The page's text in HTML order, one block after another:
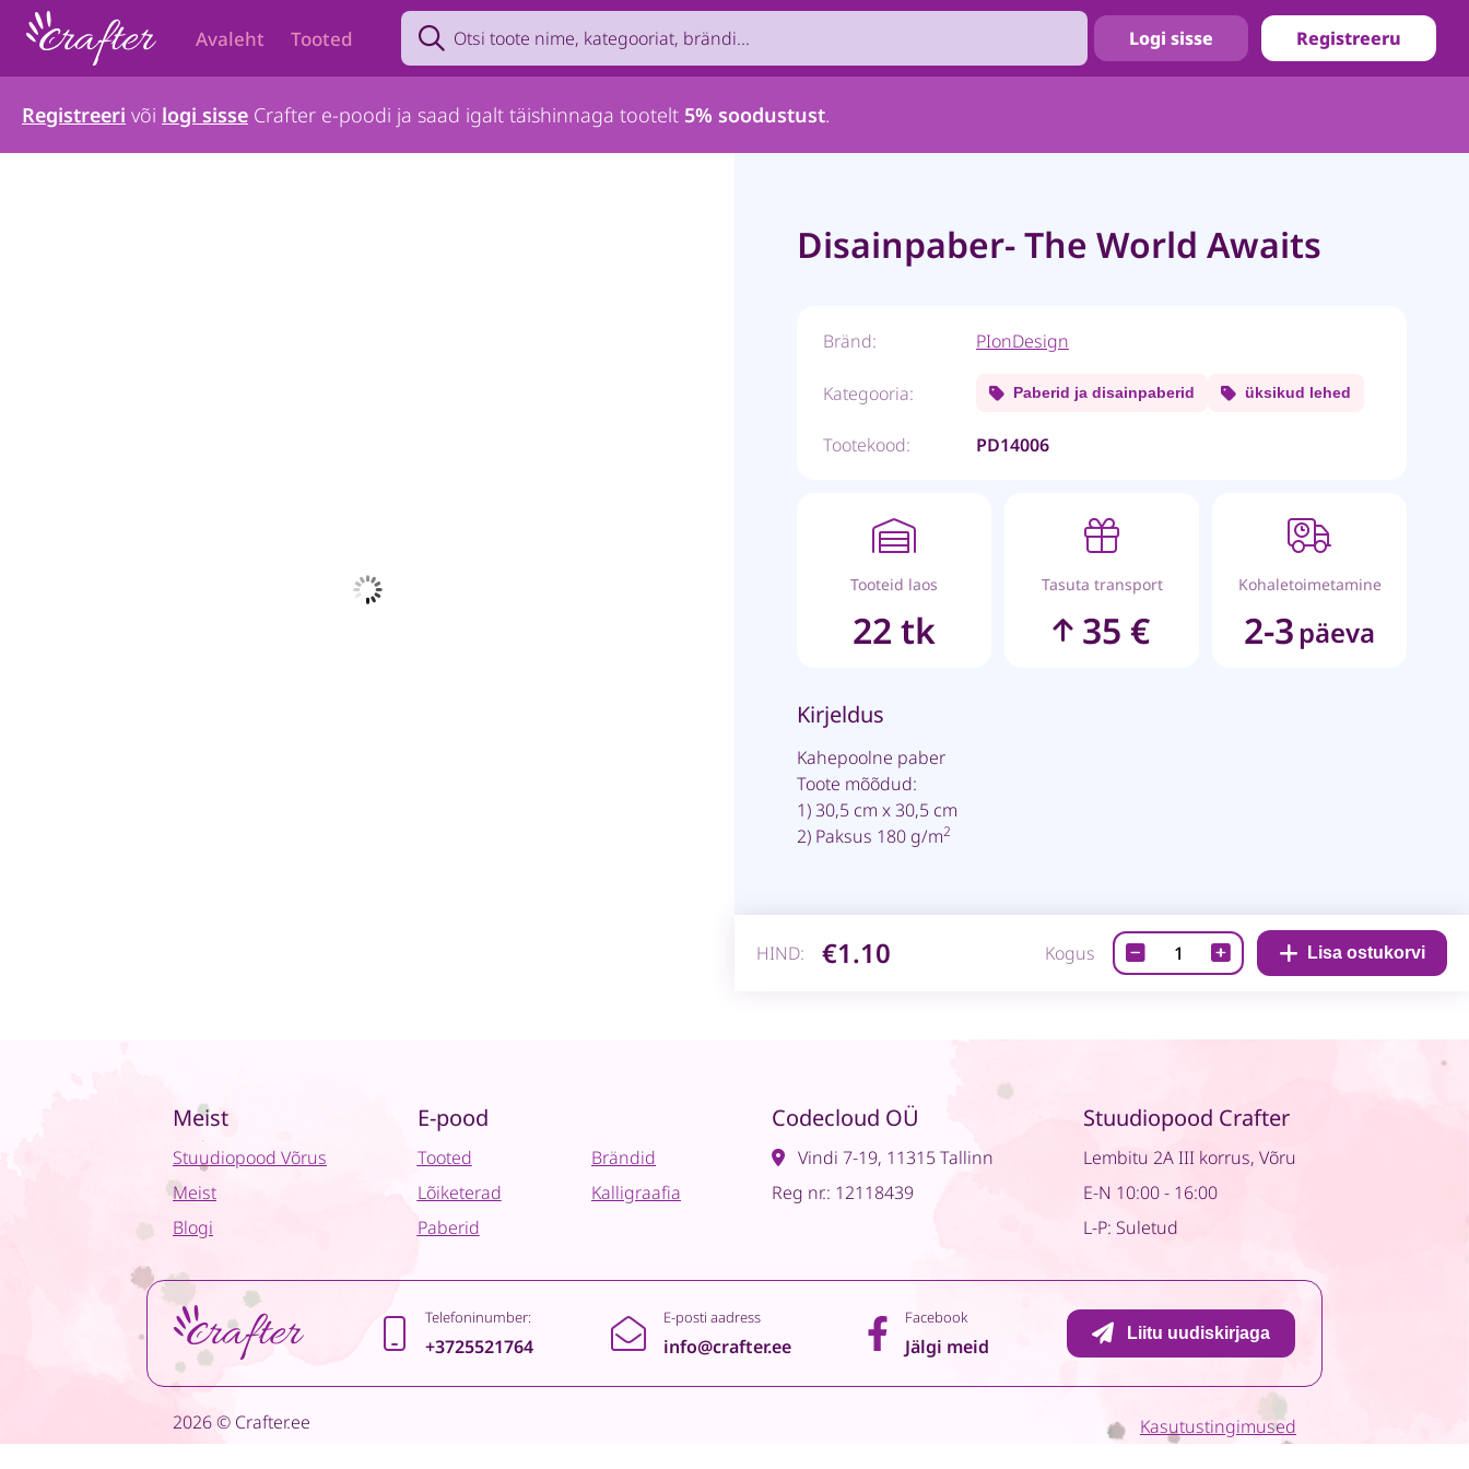
Avaleht Tooted
Search product by name, brand, category...
Logi sisse Registreeru
Registreeri või logi sisse Crafter e-poodi ja saad igalt täishinnaga tootelt 5% soodustust.
Disainpaber- The World Awaits
Bränd: PIonDesign
Kategooria: Paberid ja disainpaberid üksikud lehed
Tootekood: PD14006
Tooteid laos
22 tk
Tasuta transport
35 €
Kohaletoimetamine
2-3 päeva
Kirjeldus
Kahepoolne paber
Toote mõõdud:
1) 30,5 cm x 30,5 cm
2) Paksus 180 g/m2
HIND: €1.10 Kogus
Disainpaber-
The
Lisa ostukorvi
Meist
Stuudiopood Võrus
Meist
Blogi
E-pood
Tooted
Lõiketerad
Paberid
Brändid
Kalligraafia
Codecloud OÜ
Vindi 7-19, 11315 Tallinn
Reg nr.: 12118439
Stuudiopood Crafter
Lembitu 2A III korrus, Võru
E-N 10:00 - 16:00
L-P: Suletud
Telefoninumber:
+3725521764
E-posti aadress
info@crafter.ee
Facebook
Jälgi meid
Liitu uudiskirjaga
2026 © Crafter.ee Kasutustingimused